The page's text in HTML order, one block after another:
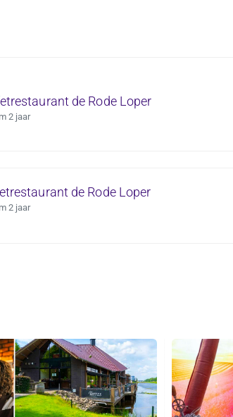
de Rode Loper
2 jaar
de Rode Loper
2 jaar